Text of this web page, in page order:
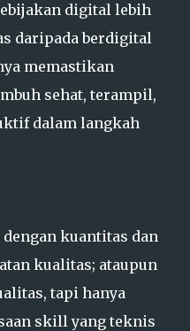
digital lebih
daripada berdigital
memastikan
sehat, terampil,
dalam langkah
dengan kuantitas dan
kualitas; ataupun
tapi hanya
skill yang teknis